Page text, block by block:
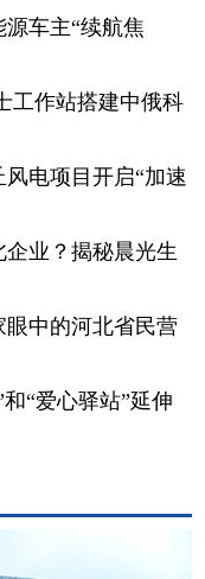
车主“续航焦
工作站搭建中俄科
电项目开启“加速
业？揭秘晨光生
中的河北省民营
“爱心驿站”延伸